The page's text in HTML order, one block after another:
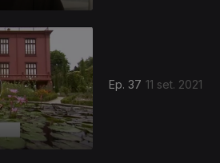
Ep. 37 11 set. 2021